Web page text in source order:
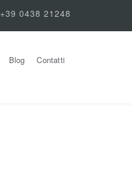
+39 0438 21248
Blog Contatti